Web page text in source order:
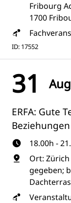
Fribourg
1700
ID: 17552
31 Aug
ERFA: Gute
18.00h -
Ort:
gegeben;